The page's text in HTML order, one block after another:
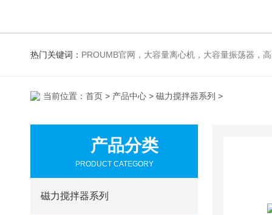
热门关键词： PROUMB官网，大容量离心机，大容量振荡器，高速冷冻离心机，生化、光照、振荡培养箱，磁力搅拌器
当前位置： 首页 > 产品中心 > 磁力搅拌器系列 >
产品分类
PRODUCT CATEGORY
磁力搅拌器系列